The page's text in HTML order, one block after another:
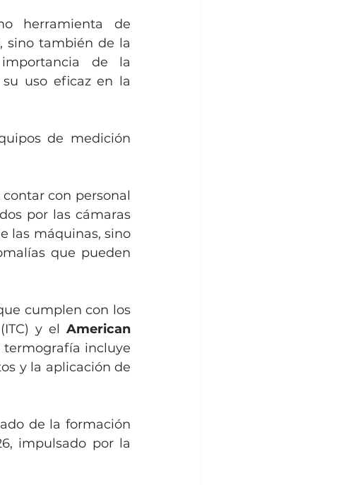
herramienta de
sino también de la
de la
uso eficaz en la
de medición
con personal
por las cámaras
las máquinas, sino
que pueden
cumplen con los
(ITC) y el American
termografía incluye
y la aplicación de
de la formación
impulsado por la